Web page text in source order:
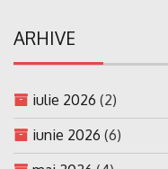
ARHIVE
iulie 2026 (2)
iunie 2026 (6)